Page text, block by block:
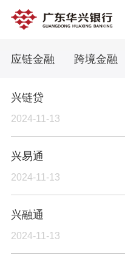
供应链金融 跨境金融
兴链贷
2024-11-13
兴易通
2024-11-13
兴融通
2024-11-13